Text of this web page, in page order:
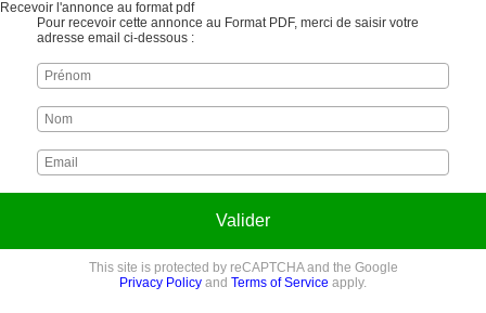
Recevoir l'annonce au format pdf
Pour recevoir cette annonce au Format PDF, merci de saisir votre
adresse email ci-dessous :
Valider
This site is protected by reCAPTCHA and the Google
Privacy Policy and Terms of Service apply.